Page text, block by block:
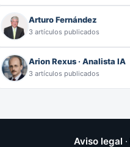
Arturo Fernández
3 artículos publicados
Arion Rexus · Analista IA
3 artículos publicados
Aviso legal ·